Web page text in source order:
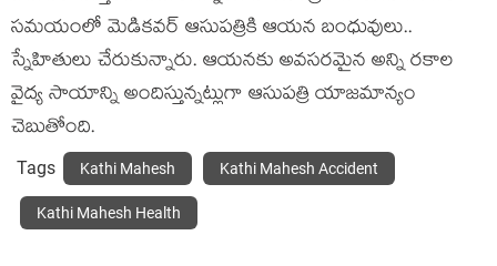
సమయంలో మెడికవర్ ఆసుపత్రికి ఆయన బంధువులు..
స్నేహితులు చేరుకున్నారు. ఆయనకు అవసరమైన అన్ని రకాల
వైద్య సాయాన్ని అందిస్తున్నట్లుగా ఆసుపత్రి యాజమాన్యం
చెబుతోంది.
Tags Kathi Mahesh Kathi Mahesh Accident
Kathi Mahesh Health